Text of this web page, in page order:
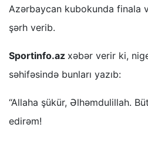
Azərbaycan kubokunda finala
şərh verib.
Sportinfo.az xəbər verir ki,
səhifəsində bunları yazıb:
“Allaha şükür, Əlhəmdulillah.
edirəm!